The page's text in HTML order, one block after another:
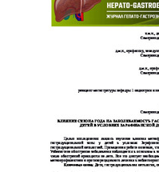
D, который
Немаловажным
подавление им
имеющиеся
перспективность
добавок витамина D
инфекций